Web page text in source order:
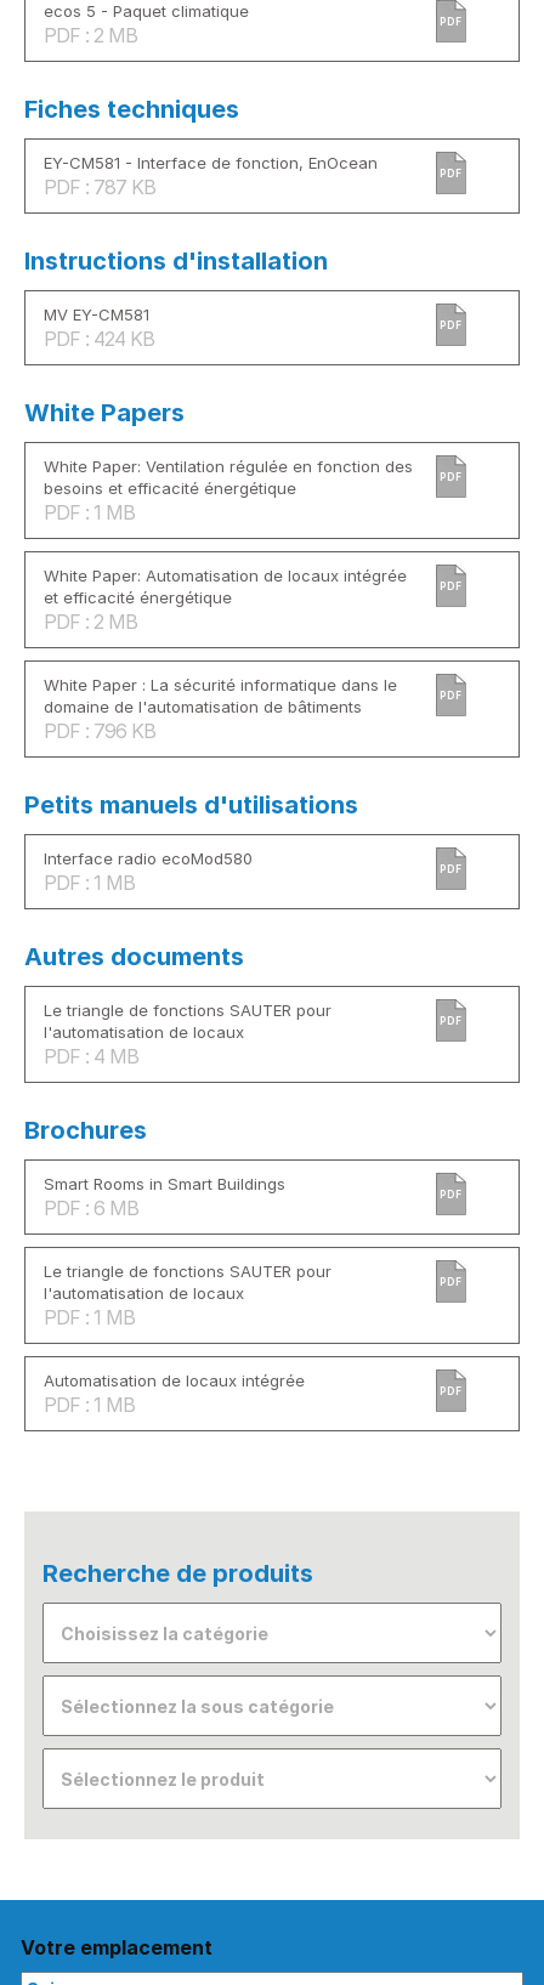
ecos 5 - Paquet climatique
PDF : 2 MB
PDF
Fiches techniques
EY-CM581 - Interface de fonction, EnOcean
PDF : 787 KB
PDF
Instructions d'installation
MV EY-CM581
PDF : 424 KB
PDF
White Papers
White Paper: Ventilation régulée en fonction des
besoins et efficacité énergétique
PDF : 1 MB
PDF
White Paper: Automatisation de locaux intégrée
et efficacité énergétique
PDF : 2 MB
PDF
White Paper : La sécurité informatique dans le
domaine de l'automatisation de bâtiments
PDF : 796 KB
PDF
Petits manuels d'utilisations
Interface radio ecoMod580
PDF : 1 MB
PDF
Autres documents
Le triangle de fonctions SAUTER pour
l'automatisation de locaux
PDF : 4 MB
PDF
Brochures
Smart Rooms in Smart Buildings
PDF : 6 MB
PDF
Le triangle de fonctions SAUTER pour
l'automatisation de locaux
PDF : 1 MB
PDF
Automatisation de locaux intégrée
PDF : 1 MB
PDF
Recherche de produits
Votre emplacement